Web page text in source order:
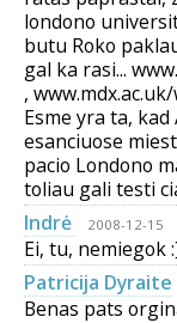
londono
butu Roko
gal ka rasi...
,
Esme yra ta,
esanciuose
pacio Londono
toliau gali testi
Indrė
2008-12-15
Ei, tu, nemiegok
Patricija Dyraite
Benas pats